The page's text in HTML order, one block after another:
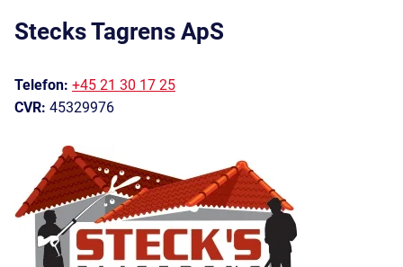
Stecks Tagrens ApS
Telefon: +45 21 30 17 25
CVR: 45329976